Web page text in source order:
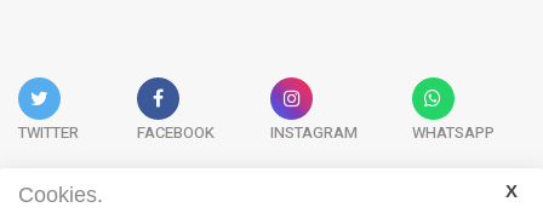
TWITTER FACEBOOK INSTAGRAM WHATSAPP
Cookies.